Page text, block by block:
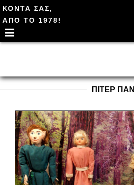
ΚΟΝΤΑ ΣΑΣ,
ΑΠΟ ΤΟ 1978!
ΠΙΤΕΡ ΠΑΝ